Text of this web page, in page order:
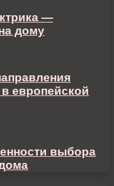
—
дому
европейской
выбора